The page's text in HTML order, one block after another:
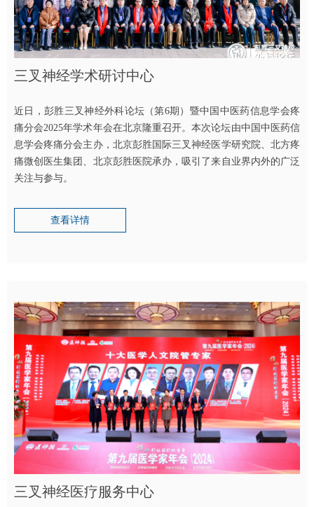
三叉神经医疗服务中心
三叉神经学术研讨中心
近日，彭胜三叉神经外科论坛（第6期）暨中国中医药信息学会疼
痛分会2025年学术年会在北京隆重召开。本次论坛由中国中医药信
息学会疼痛分会主办，北京彭胜国际三叉神经医学研究院、北方疼
痛微创医生集团、北京彭胜医院承办，吸引了来自业界内外的广泛
关注与参与。
查看详情